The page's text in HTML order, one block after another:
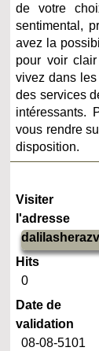
de votre
sentimental,
avez la
pour voir
vivez dans
des services
intéressants.
vous rendre
disposition.
Visiter
l'adresse
Hits
0
Date de
validation
08-08-5101